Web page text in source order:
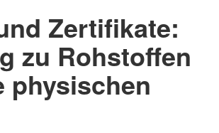
Zertifikate:
zu Rohstoffen
physischen